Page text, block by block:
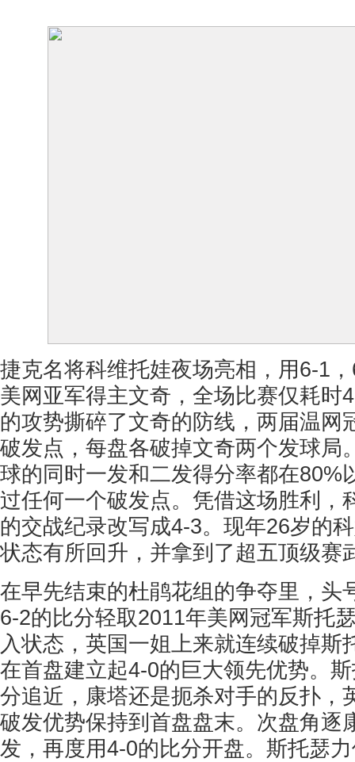
捷克名将科维托娃夜场亮相，用6-1
美网亚军得主文奇，全场比赛仅耗时
的攻势撕碎了文奇的防线，两届温网
破发点，每盘各破掉文奇两个发球局
球的同时一发和二发得分率都在80%
过任何一个破发点。凭借这场胜利，
的交战纪录改写成4-3。现年26岁的
状态有所回升，并拿到了超五顶级赛
在早先结束的杜鹃花组的争夺里，头
6-2的比分轻取2011年美网冠军斯托
入状态，英国一姐上来就连续破掉斯
在首盘建立起4-0的巨大领先优势。
分追近，康塔还是扼杀对手的反扑，
破发优势保持到首盘盘末。次盘角逐
发，再度用4-0的比分开盘。斯托瑟